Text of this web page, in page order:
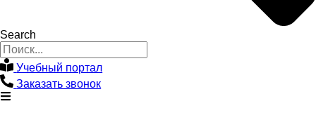
Search
Учебный портал
Заказать звонок